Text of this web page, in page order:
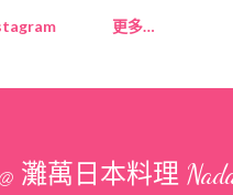
更多…
灘萬日本料理